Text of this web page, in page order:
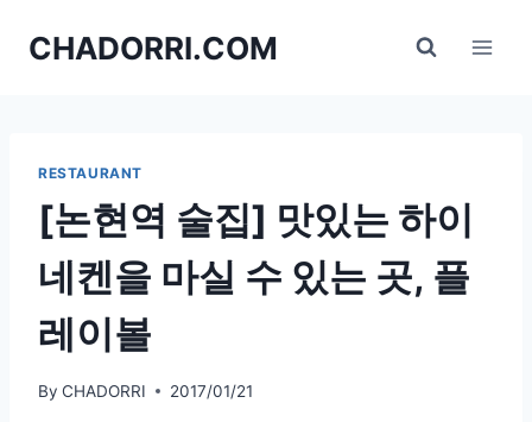
CHADORRI.COM
RESTAURANT
[논현역 술집] 맛있는 하이
네켄을 마실 수 있는 곳, 플
레이볼
By CHADORRI 2017/01/21